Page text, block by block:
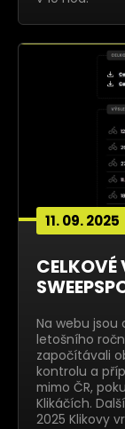
11. 09. 2025
CELKOVÉ
Na webu jsou
letošního
započítávali
kontrolu a
mimo ČR,
Klikáčích.
2025 Klikovy